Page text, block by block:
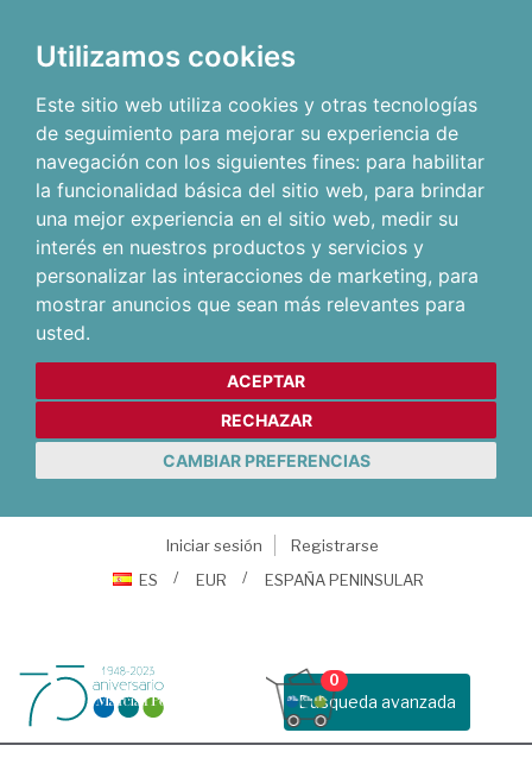
Utilizamos cookies
Este sitio web utiliza cookies y otras tecnologías
de seguimiento para mejorar su experiencia de
navegación con los siguientes fines: para habilitar
la funcionalidad básica del sitio web, para brindar
una mejor experiencia en el sitio web, medir su
interés en nuestros productos y servicios y
personalizar las interacciones de marketing, para
mostrar anuncios que sean más relevantes para
usted.
ACEPTAR
RECHAZAR
CAMBIAR PREFERENCIAS
Iniciar sesión
Registrarse
ES
EUR ESPAÑA PENINSULAR
Busqueda avanzada
0